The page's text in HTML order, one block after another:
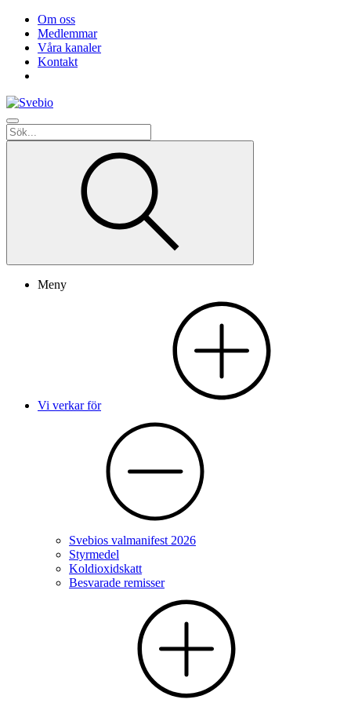
Om oss
Medlemmar
Våra kanaler
Kontakt
Meny
Vi verkar för
Svebios valmanifest 2026
Styrmedel
Koldioxidskatt
Besvarade remisser